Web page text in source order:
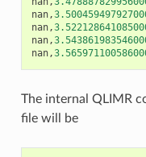
nan,
nan,
nan,
nan,
The internal QLIMR
file will be